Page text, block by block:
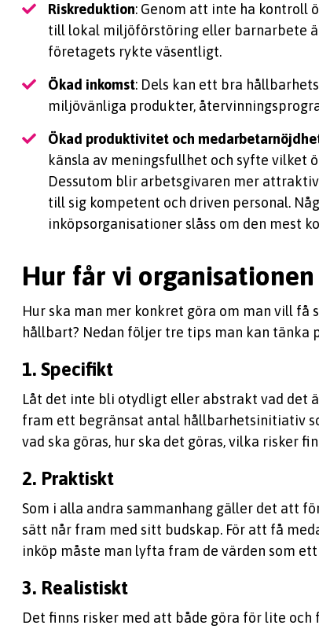
Riskreduktion: Genom att inte ha kontroll
till lokal miljöförstöring eller barnarbete
företagets rykte väsentligt.
Ökad inkomst: Dels kan ett bra
miljövänliga produkter,
Ökad produktivitet och
känsla av meningsfullhet och syfte vilket
Dessutom blir arbetsgivaren mer
till sig kompetent och driven personal.
inköpsorganisationer slåss om den mest
Hur får vi
Hur ska man mer konkret göra om man vill
hållbart? Nedan följer tre tips man kan tänka
1. Specifikt
Låt det inte bli otydligt eller abstrakt vad det
fram ett begränsat antal hållbarhetsinitiativ
vad ska göras, hur ska det göras, vilka risker
2. Praktiskt
Som i alla andra sammanhang gäller det att
sätt når fram med sitt budskap. För att få
inköp måste man lyfta fram de värden som
3. Realistiskt
Det finns risker med att både göra för lite